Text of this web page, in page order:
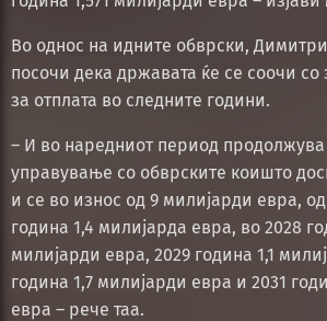
Во однос на идните обврски,
посочи дека државата ќе се соочи со
за отплата во следните години.
– И во наредниот период продолжува
управување со обврските коишто
и се во износ од 9 милијарди евра,
година 1,4 милијарда евра, во 2028
милијарди евра, 2029 година 1,1
година 1,7 милијарди евра и 2031
евра – рече таа.